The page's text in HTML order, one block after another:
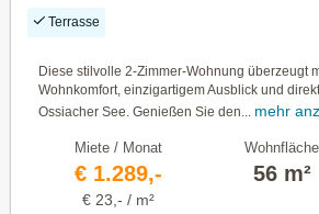
Seezugang
Terrasse
Diese stilvolle 2-Zimmer-Wohnung überzeugt
Wohnkomfort, einzigartigem Ausblick und
Ossiacher See. Genießen Sie den...
mehr
Miete / Monat
€ 1.289,-
€ 23,- / m²
Wohnfläche
56 m²